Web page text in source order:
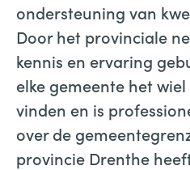
ondersteuning van
Door het provinciale
kennis en ervaring
elke gemeente het
vinden en is
over de
provincie Drenthe